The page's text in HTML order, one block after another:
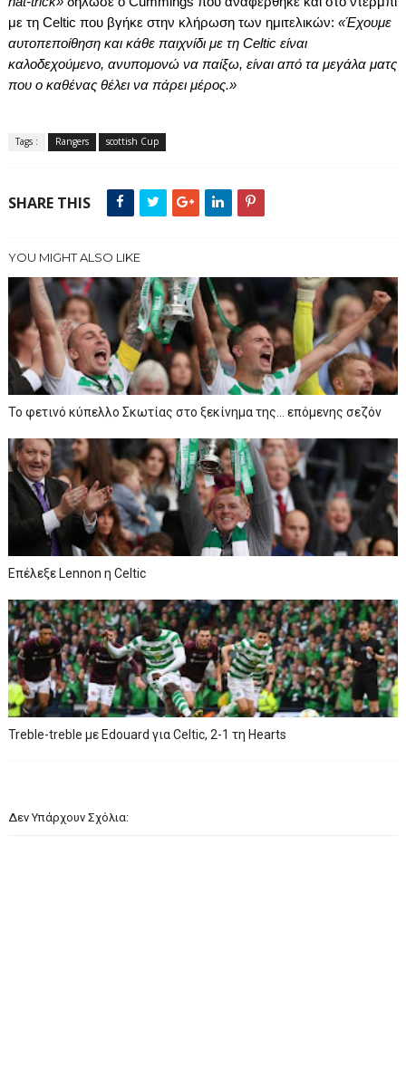
με τη Celtic που βγήκε στην κλήρωση των ημιτελικών: «Έχουμε
αυτοπεποίθηση και κάθε παιχνίδι με τη Celticείναι
καλοδεχούμενο, ανυπομονώ να παίξω, είναι από τα μεγάλα ματς
που ο καθένας θέλει να πάρει μέρος.»
Tags : Rangers scottish Cup
SHARE THIS
YOU MIGHT ALSO LIKE
To φετινό κύπελλο Σκωτίας στο ξεκίνημα της… επόμενης σεζόν
Επέλεξε Lennon η Celtic
Treble-treble με Edouard για Celtic, 2-1 τη Hearts
Δεν Υπάρχουν Σχόλια: